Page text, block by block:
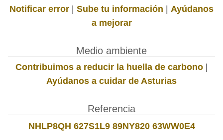
Notificar error | Sube tu información | Ayúdanos
a mejorar
Medio ambiente
Contribuimos a reducir la huella de carbono|
Ayúdanos a cuidar de Asturias
Referencia
NHLP8QH 627S1L9 89NY820 63WW0E4